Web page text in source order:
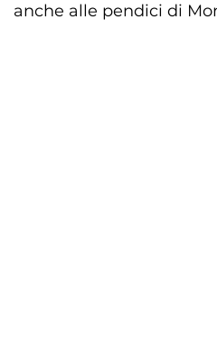
anche alle pendici di